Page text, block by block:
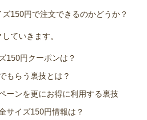
150円で注文できるのかどうか？
ていきます。
150円クーポンは？
もらう裏技とは？
ーンを更にお得に利用する裏技
サイズ150円情報は？